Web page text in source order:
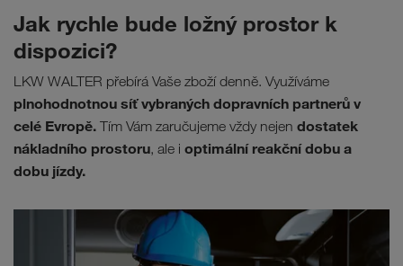
Jak rychle bude ložný prostor k
dispozici?
LKW WALTER přebírá Vaše zboží denně. Využíváme
plnohodnotnou síť vybraných dopravních partnerů v
celé Evropě. Tím Vám zaručujeme vždy nejen dostatek
nákladního prostoru, ale i optimální reakční dobu a
dobu jízdy.